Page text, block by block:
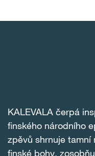
KALEVALA čerpá
finského národního
zpěvů shrnuje
finské bohy,